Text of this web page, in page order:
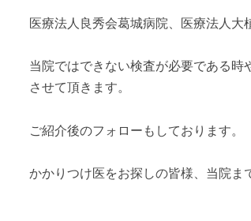
医療法人良秀会葛城病院、医療法人大
当院ではできない検査が必要である
させて頂きます。
ご紹介後のフォローもしております。
かかりつけ医をお探しの皆様、当院ま